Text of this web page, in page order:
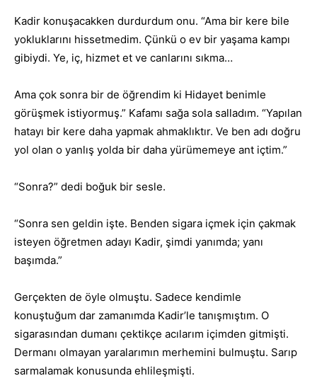
Kadir konuşacakken durdurdum onu. “Ama bir kere bile
yokluklarını hissetmedim. Çünkü o ev bir yaşama kampı
gibiydi. Ye, iç, hizmet et ve canlarını sıkma…
Ama çok sonra bir de öğrendim ki Hidayet benimle
görüşmek istiyormuş.” Kafamı sağa sola salladım. “Yapılan
hatayı bir kere daha yapmak ahmaklıktır. Ve ben adı doğru
yol olan o yanlış yolda bir daha yürümemeye ant içtim.”
“Sonra?” dedi boğuk bir sesle.
“Sonra sen geldin işte. Benden sigara içmek için çakmak
isteyen öğretmen adayı Kadir, şimdi yanımda; yanı
başımda.”
Gerçekten de öyle olmuştu. Sadece kendimle
konuştuğum dar zamanımda Kadir’le tanışmıştım. O
sigarasından dumanı çektikçe acılarım içimden gitmişti.
Dermanı olmayan yaralarımın merhemini bulmuştu. Sarıp
sarmalamak konusunda ehlileşmişti.